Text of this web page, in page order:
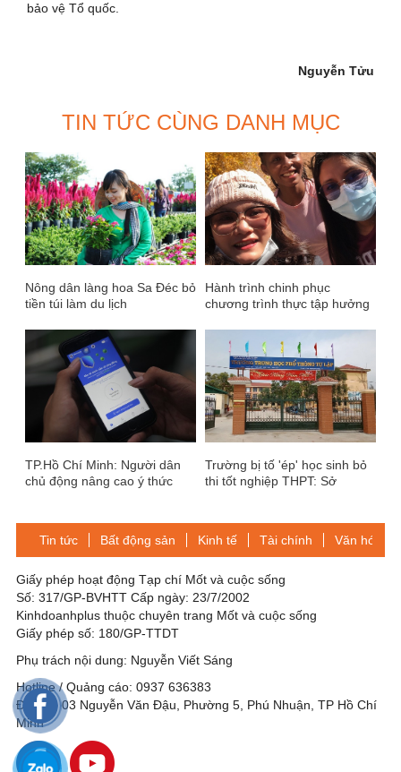
bảo vệ Tổ quốc.
Nguyễn Tửu
TIN TỨC CÙNG DANH MỤC
Nông dân làng hoa Sa Đéc bỏ
tiền túi làm du lịch
Hành trình chinh phục
chương trình thực tập hưởng
TP.Hồ Chí Minh: Người dân
chủ động nâng cao ý thức
Trường bị tố 'ép' học sinh bỏ
thi tốt nghiệp THPT: Sở
Tin tức Bất động sản Kinh tế Tài chính Văn hóa-
Giấy phép hoạt động Tạp chí Mốt và cuộc sống
Số: 317/GP-BVHTT Cấp ngày: 23/7/2002
Kinhdoanhplus thuộc chuyên trang Mốt và cuộc sống
Giấy phép số: 180/GP-TTDT
Phụ trách nội dung: Nguyễn Viết Sáng
Hotline / Quảng cáo: 0937 636383
Địa chỉ: 03 Nguyễn Văn Đậu, Phường 5, Phú Nhuận, TP Hồ Chí
Minh